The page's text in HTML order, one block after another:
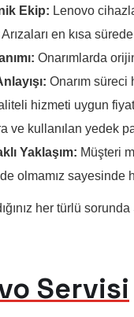
Ekip: Lenovo
Arızaları en kısa
Onarımlarda
Onarım süreci
hizmeti uygun
ve kullanılan yedek
Yaklaşım: Müşteri
olmamız sayesinde
her türlü
Servisi